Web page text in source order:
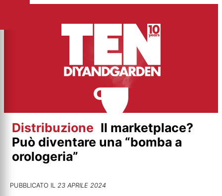
contenuto
Distribuzione Il marketplace?
Può diventare una “bomba a
orologeria”
PUBBLICATO IL 23 APRILE 2024